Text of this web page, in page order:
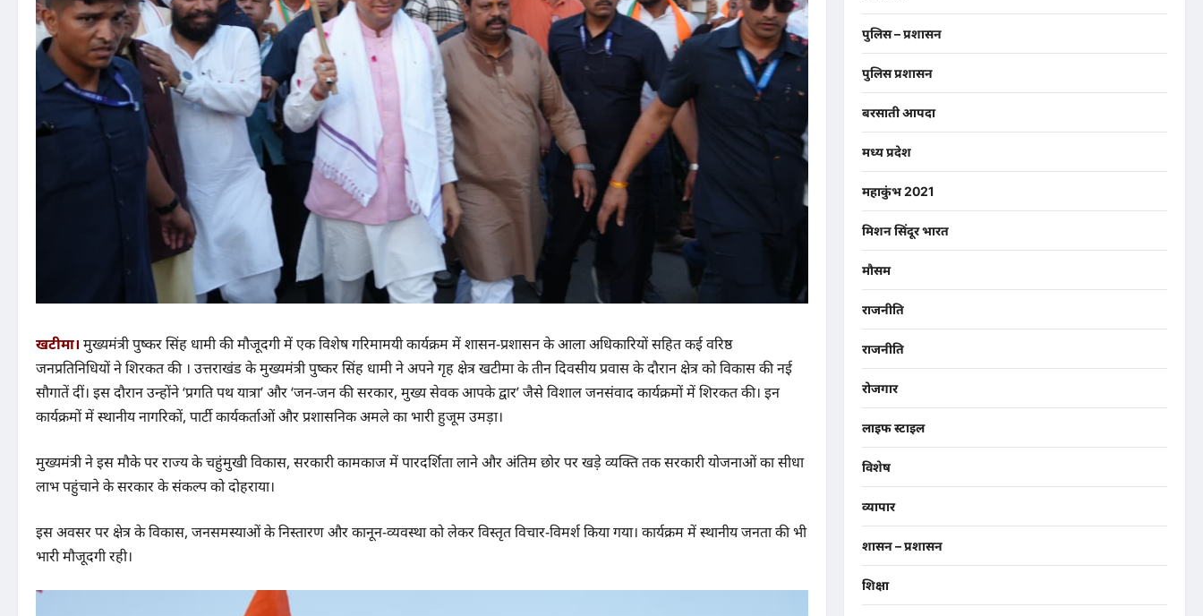
खटीमा। मुख्यमंत्री पुष्कर सिंह धामी की मौजूदगी में एक विशेष गरिमामयी कार्यक्रम में शासन-प्रशासन के आला अधिकारियों सहित कई वरिष्ठ
जनप्रतिनिधियों ने शिरकत की । उत्तराखंड के मुख्यमंत्री पुष्कर सिंह धामी ने अपने गृह क्षेत्र खटीमा के तीन दिवसीय प्रवास के दौरान क्षेत्र को विकास की नई
सौगातें दीं। इस दौरान उन्होंने ‘प्रगति पथ यात्रा’ और ‘जन-जन की सरकार, मुख्य सेवक आपके द्वार’ जैसे विशाल जनसंवाद कार्यक्रमों में शिरकत की। इन
कार्यक्रमों में स्थानीय नागरिकों, पार्टी कार्यकर्ताओं और प्रशासनिक अमले का भारी हुजूम उमड़ा।
​मुख्यमंत्री ने इस मौके पर राज्य के चहुंमुखी विकास, सरकारी कामकाज में पारदर्शिता लाने और अंतिम छोर पर खड़े व्यक्ति तक सरकारी योजनाओं का सीधा
लाभ पहुंचाने के सरकार के संकल्प को दोहराया।
इस अवसर पर क्षेत्र के विकास, जनसमस्याओं के निस्तारण और कानून-व्यवस्था को लेकर विस्तृत विचार-विमर्श किया गया। कार्यक्रम में स्थानीय जनता की भी
भारी मौजूदगी रही।
पुलिस – प्रशासन
पुलिस प्रशासन
बरसाती आपदा
मध्य प्रदेश
महाकुंभ 2021
मिशन सिंदूर भारत
मौसम
राजनीति
राजनीति
रोजगार
लाइफ स्टाइल
विशेष
व्यापार
शासन – प्रशासन
शिक्षा